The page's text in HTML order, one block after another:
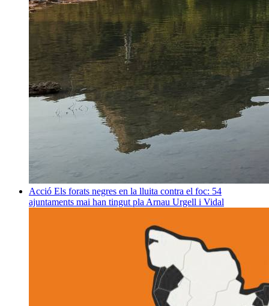
Acció Els forats negres en la lluita contra el foc: 54
ajuntaments mai han tingut pla Arnau Urgell i Vidal